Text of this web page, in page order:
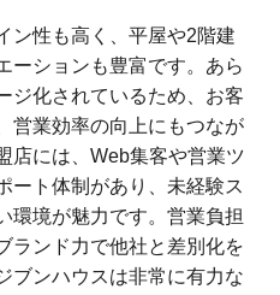
ン性も高く、平屋や2階建
ーションも豊富です。あら
ジ化されているため、お客
営業効率の向上にもつなが
店には、Web集客や営業ツ
ート体制があり、未経験ス
環境が魅力です。営業負担
ランド力で他社と差別化を
ブンハウスは非常に有力な